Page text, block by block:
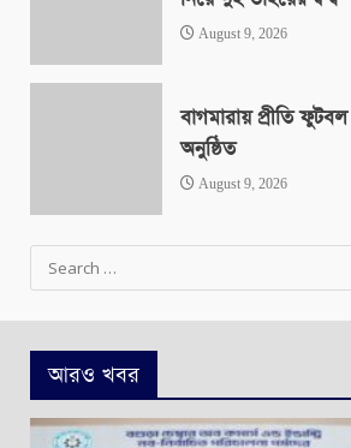
August 9, 2026
বাগমারায় প্রীতি ফুটবল
অনুষ্ঠিত
August 9, 2026
Search
for:
আরও খবর